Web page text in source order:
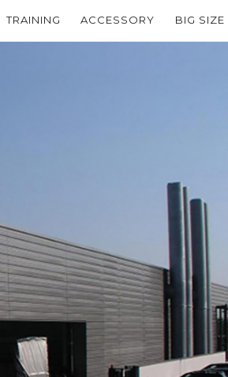
TRAINING ACCESSORY BIG SIZE